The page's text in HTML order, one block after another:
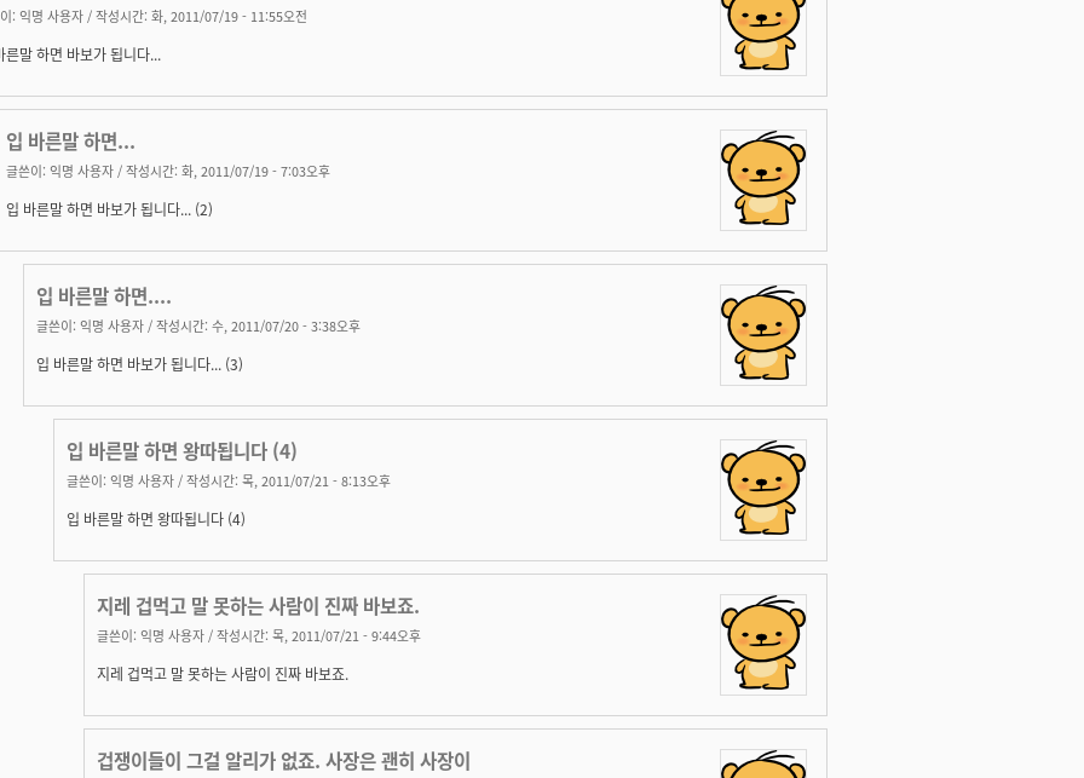
: 익명 사용자 / 작성시간: 화, 2011/07/19 - 11:55오전
른말 하면 바보가 됩니다...
입 바른말 하면...
글쓴이: 익명 사용자 / 작성시간: 화, 2011/07/19 - 7:03오후
입 바른말 하면 바보가 됩니다... (2)
입 바른말 하면....
글쓴이: 익명 사용자 / 작성시간: 수, 2011/07/20 - 3:38오후
입 바른말 하면 바보가 됩니다... (3)
입 바른말 하면 왕따됩니다 (4)
글쓴이: 익명 사용자 / 작성시간: 목, 2011/07/21 - 8:13오후
입 바른말 하면 왕따됩니다 (4)
지레 겁먹고 말 못하는 사람이 진짜 바보죠.
글쓴이: 익명 사용자 / 작성시간: 목, 2011/07/21 - 9:44오후
지레 겁먹고 말 못하는 사람이 진짜 바보죠.
겁쟁이들이 그걸 알리가 없죠. 사장은 괜히 사장이